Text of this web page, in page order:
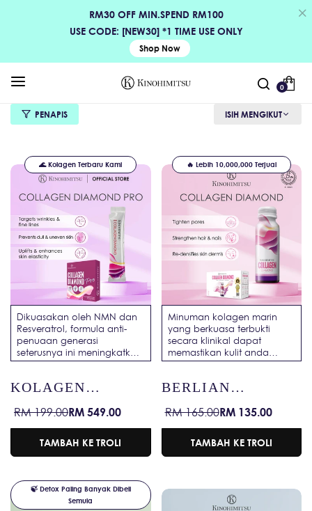
RM30 OFF MIN.SPEND RM100
USE CODE: [NEW30] *1 TIME USE ONLY
Shop Now
0
PENAPIS ISIH MENGIKUT
🌊 Kolagen Terbaru Kami
Dikuasakan oleh NMN dan
Resveratrol, formula anti-
penuaan generasi
seterusnya ini meningkatkan
penghidratan dan
Maju Cepat ke Kulit Berseri
KOLAGEN
Harga
jualan
RM 199.00Harga
biasa
RM 549.00
TAMBAH KE TROLI
🔥 Lebih 10,000,000 Terjual
Minuman kolagen marin
yang berkuasa terbukti
secara klinikal dapat
memastikan kulit anda
sentiasa muda dan berseri.
BERLIAN
Harga
jualan
RM 165.00Harga
biasa
RM 135.00
TAMBAH KE TROLI
🍃 Detox Paling Banyak Dibeli
Semula